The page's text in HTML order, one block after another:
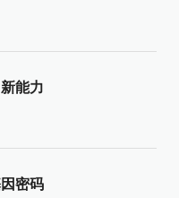
能力
密码